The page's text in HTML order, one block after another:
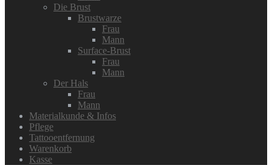
Die Brust
Brustwarze
Frau
Mann
Surface-Brust
Frau
Mann
Der Hals
Frau
Mann
Materialkunde & Infos
Pflege
Tattooentfernung
Warenkorb
Kasse